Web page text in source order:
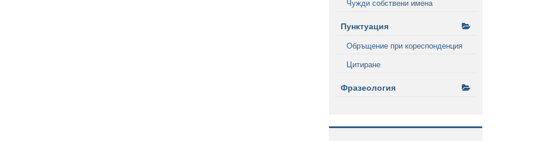
Чужди собствени имена
Пунктуация
Обръщение при кореспонденция
Цитиране
Фразеология